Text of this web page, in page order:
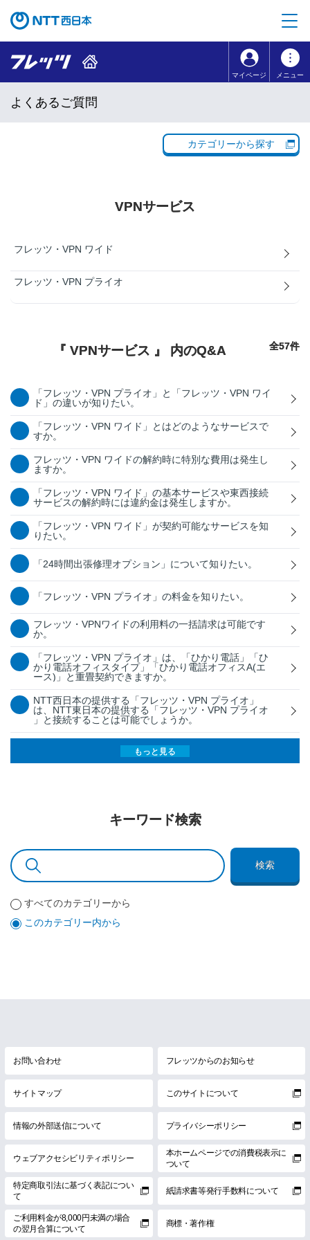
コンテンツのリンクナビゲーションへ移動
マイページ メニュー
よくあるご質問
カテゴリーから探す
VPNサービス
フレッツ・VPN ワイド
フレッツ・VPN プライオ
『 VPNサービス 』 内のQ&A 全57件
「フレッツ・VPN プライオ」と「フレッツ・VPN ワイ
ド」の違いが知りたい。
「フレッツ・VPN ワイド」とはどのようなサービスで
すか。
フレッツ・VPN ワイドの解約時に特別な費用は発生し
ますか。
「フレッツ・VPN ワイド」の基本サービスや東西接続
サービスの解約時には違約金は発生しますか。
「フレッツ・VPN ワイド」が契約可能なサービスを知
りたい。
「24時間出張修理オプション」について知りたい。
「フレッツ・VPN プライオ」の料金を知りたい。
フレッツ・VPNワイドの利用料の一括請求は可能です
か。
「フレッツ・VPN プライオ」は、「ひかり電話」「ひ
かり電話オフィスタイプ」「ひかり電話オフィスA(エ
ース)」と重畳契約できますか。
NTT西日本の提供する「フレッツ・VPN プライオ」
は、NTT東日本の提供する「フレッツ・VPN プライオ
」と接続することは可能でしょうか。
もっと見る
キーワード検索
検索
すべてのカテゴリーから
このカテゴリー内から
お問い合わせ フレッツからのお知らせ
サイトマップ このサイトについて
情報の外部送信について プライバシーポリシー
ウェブアクセシビリティポリシー
本ホームページでの消費税表示に
ついて
特定商取引法に基づく表記につい
て
紙請求書等発行手数料について
ご利用料金が8,000円未満の場合
の翌月合算について
商標・著作権